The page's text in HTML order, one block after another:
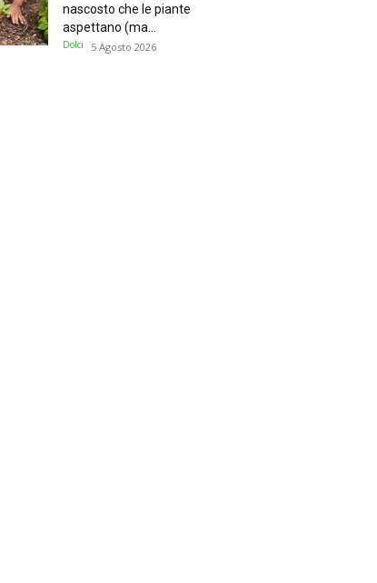
nascosto che le piante
aspettano (ma...
Dolci 5 Agosto 2026